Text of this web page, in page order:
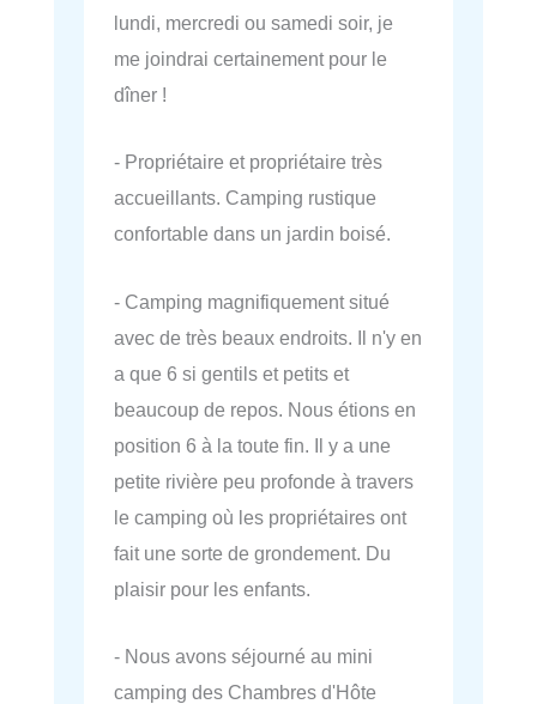
lundi, mercredi ou samedi soir, je
me joindrai certainement pour le
dîner !
- Propriétaire et propriétaire très
accueillants. Camping rustique
confortable dans un jardin boisé.
- Camping magnifiquement situé
avec de très beaux endroits. Il n'y en
a que 6 si gentils et petits et
beaucoup de repos. Nous étions en
position 6 à la toute fin. Il y a une
petite rivière peu profonde à travers
le camping où les propriétaires ont
fait une sorte de grondement. Du
plaisir pour les enfants.
- Nous avons séjourné au mini
camping des Chambres d'Hôte